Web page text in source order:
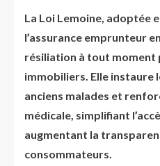
La Loi Lemoine, adoptée
l’assurance emprunteur
résiliation à tout moment
immobiliers. Elle instaure
anciens malades et
médicale, simplifiant
augmentant la
consommateurs.